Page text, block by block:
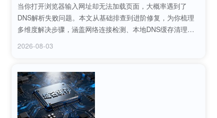
当你打开浏览器输入网址却无法加载页面，大概率遇到了
DNS解析失败问题。本文从基础排查到进阶修复，为你梳理
多维度解决步骤，涵盖网络连接检测、本地DNS缓存清理、
2026-08-03